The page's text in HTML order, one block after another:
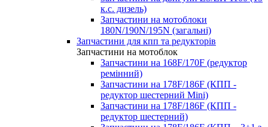
к.с. дизель)
Запчастини на мотоблоки
180N/190N/195N (загальні)
Запчастини для кпп та редукторів
Запчастини на мотоблок
Запчастини на 168F/170F (редуктор
ремінний)
Запчастини на 178F/186F (КПП -
редуктор шестерний Mini)
Запчастини на 178F/186F (КПП -
редуктор шестерний)